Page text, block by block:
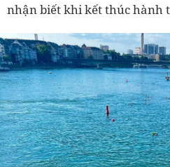
nhận biết khi kết thúc hành